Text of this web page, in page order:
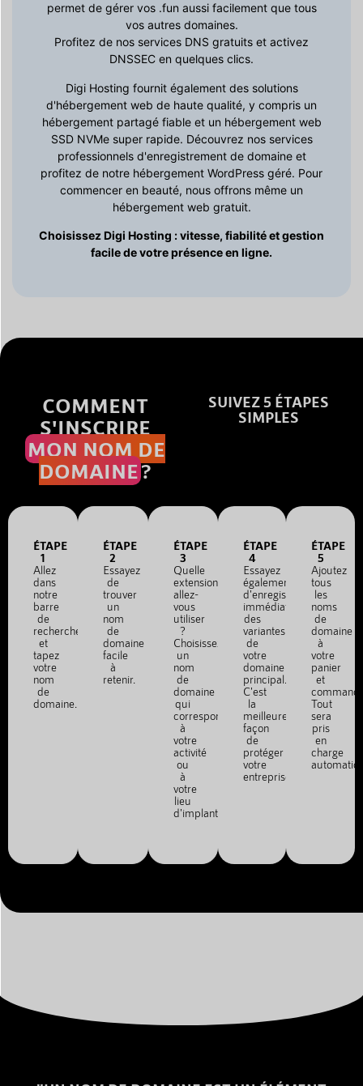
permet de gérer vos .fun aussi facilement que tous
vos autres domaines.
Profitez de nos services DNS gratuits et activez
DNSSEC en quelques clics.
Digi Hosting fournit également des solutions
d'hébergement web de haute qualité, y compris un
hébergement partagé fiable et un hébergement web
SSD NVMe super rapide. Découvrez nos services
professionnels d'enregistrement de domaine et
profitez de notre hébergement WordPress géré. Pour
commencer en beauté, nous offrons même un
hébergement web gratuit.
Choisissez Digi Hosting : vitesse, fiabilité et gestion
facile de votre présence en ligne.
COMMENT
S'INSCRIRE
MON NOM DE
DOMAINE?
SUIVEZ 5 ÉTAPES
SIMPLES
ÉTAPE
1
Allez
dans
notre
barre
de
recherche
et
tapez
votre
nom
de
domaine.
ÉTAPE
2
Essayez
de
trouver
un
nom
de
domaine
facile
à
retenir.
ÉTAPE
3
Quelle
extension
allez-
vous
utiliser
?
Choisissez
un
nom
de
domaine
qui
correspond
à
votre
activité
ou
à
votre
lieu
d'implantation.
ÉTAPE
4
Essayez
également
d'enregistrer
immédiatement
des
variantes
de
votre
domaine
principal.
C'est
la
meilleure
façon
de
protéger
votre
entreprise.
ÉTAPE
5
Ajoutez
tous
les
noms
de
domaine
à
votre
panier
et
Tout
sera
pris
en
charge